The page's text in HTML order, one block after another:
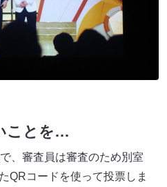
ことを…
、審査員は審査のため別室
QRコードを使って投票しま